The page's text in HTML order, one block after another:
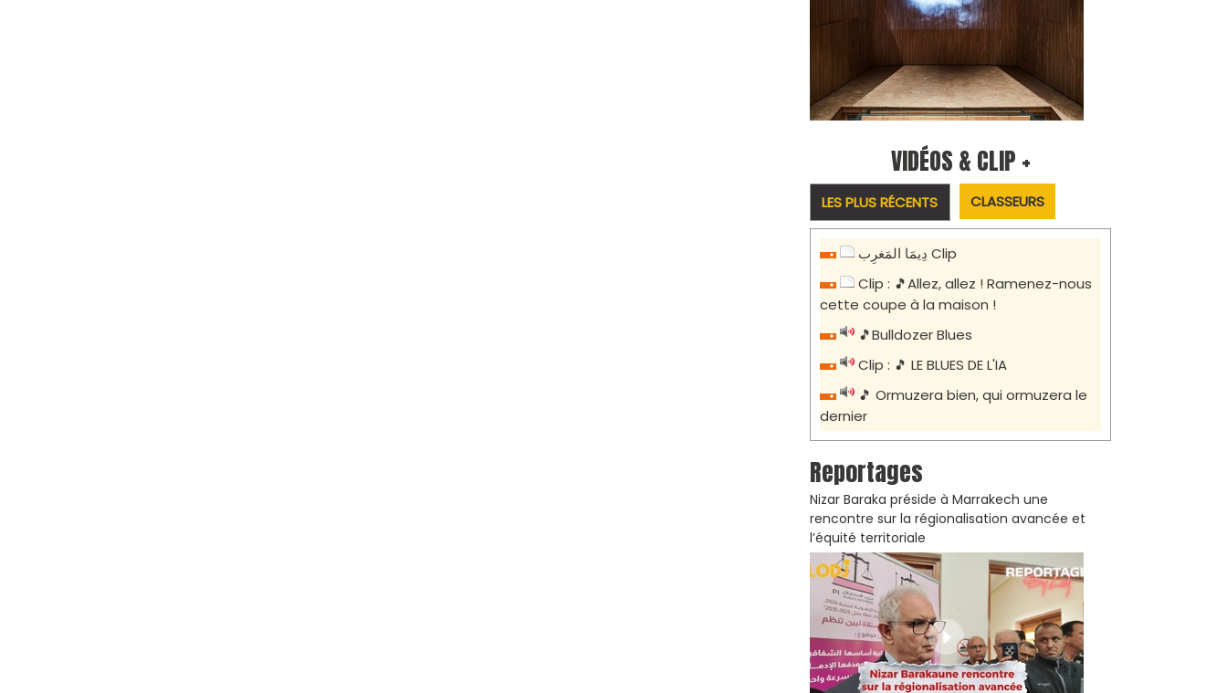
VIDÉOS & CLIP +
LES PLUS RÉCENTS CLASSEURS
دِيمَا المَغرِب Clip
Clip : 🎵Allez, allez ! Ramenez-nous
cette coupe à la maison !
🎵Bulldozer Blues
Clip : 🎵 LE BLUES DE L'IA
🎵 Ormuzera bien, qui ormuzera le
dernier
Reportages
Nizar Baraka préside à Marrakech une
rencontre sur la régionalisation avancée et
l’équité territoriale